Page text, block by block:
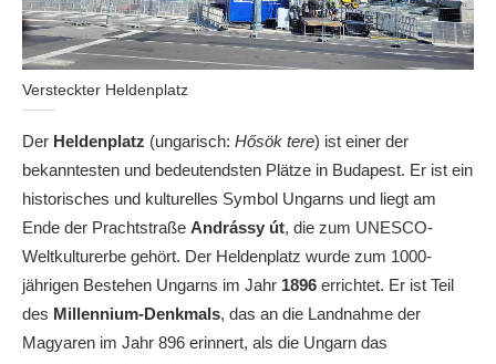
Versteckter Heldenplatz
Der Heldenplatz (ungarisch: Hősök tere) ist einer der
bekanntesten und bedeutendsten Plätze in Budapest. Er ist ein
historisches und kulturelles Symbol Ungarns und liegt am
Ende der Prachtstraße Andrássy út, die zum UNESCO-
Weltkulturerbe gehört. Der Heldenplatz wurde zum 1000-
jährigen Bestehen Ungarns im Jahr 1896 errichtet. Er ist Teil
des Millennium-Denkmals, das an die Landnahme der
Magyaren im Jahr 896 erinnert, als die Ungarn das